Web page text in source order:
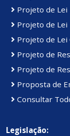
Projeto de Lei
Projeto de Lei
Projeto de
Projeto de
Projeto de
Proposta de
Consultar
Legislação: